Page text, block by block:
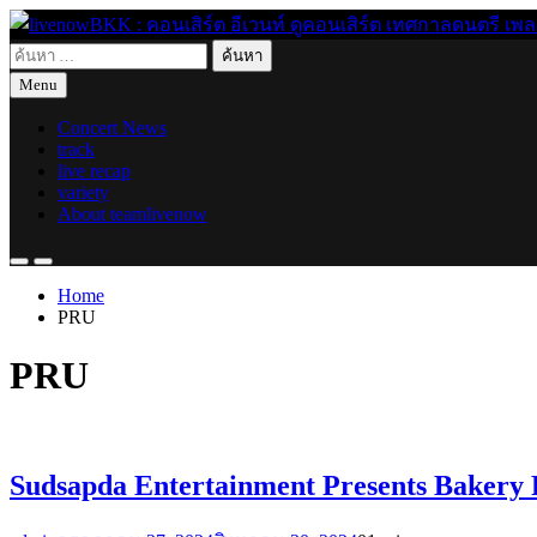
Skip
to
content
livenowBKK : คอนเสิร์ต อีเวนท์ ดูคอนเสิร์ต เทศกาลดนตรี เพลงอิ
live for today
ค้นหา
สำหรับ:
Menu
Concert News
track
live recap
variety
About teamlivenow
Home
PRU
PRU
Sudsapda Entertainment Presents Bakery